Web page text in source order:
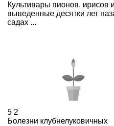
Культивары пионов, ирисов
выведенные десятки лет
садах ...
5 2
Болезни клубнелуковичных